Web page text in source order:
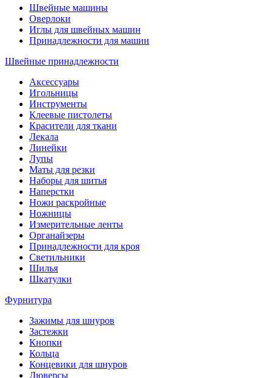
Швейные машины
Оверлоки
Иглы для швейных машин
Принадлежности для машин
Швейные принадлежности
Аксессуары
Игольницы
Инструменты
Клеевые пистолеты
Красители для ткани
Лекала
Линейки
Лупы
Маты для резки
Наборы для шитья
Наперстки
Ножи раскройные
Ножницы
Измерительные ленты
Органайзеры
Принадлежности для кроя
Светильники
Шилья
Шкатулки
Фурнитура
Зажимы для шнуров
Застежки
Кнопки
Кольца
Концевики для шнуров
Люверсы